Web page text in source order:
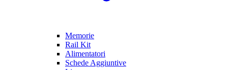
Memorie
Rail Kit
Alimentatori
Schede Aggiuntive